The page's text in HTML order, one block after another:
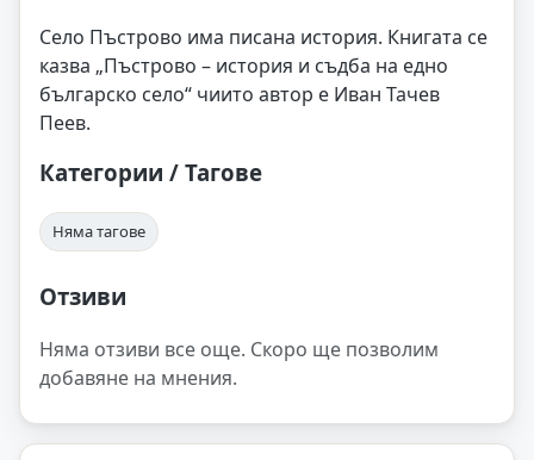
Село Пъстрово има писана история. Книгата се
казва „Пъстрово – история и съдба на едно
българско село“ чиито автор е Иван Тачев
Пеев.
Категории / Тагове
Няма тагове
Отзиви
Няма отзиви все още. Скоро ще позволим
добавяне на мнения.